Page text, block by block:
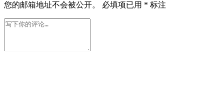
您的邮箱地址不会被公开。 必填项已用 * 标注